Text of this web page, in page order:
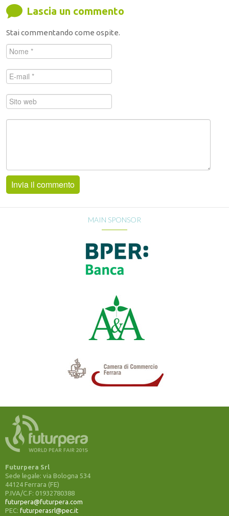
Lascia un commento
Stai commentando come ospite.
MAIN SPONSOR
Futurpera Srl
Sede legale: via Bologna 534
44124 Ferrara (FE)
P.IVA/C.F: 01932780388
futurpera@futurpera.com
PEC: futurperasrl@pec.it